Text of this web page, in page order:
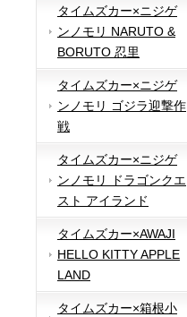
タイムズカー×ニジゲ
ンノモリ NARUTO &
BORUTO 忍里
タイムズカー×ニジゲ
ンノモリ ゴジラ迎撃作
戦
タイムズカー×ニジゲ
ンノモリ ドラゴンクエ
スト アイランド
タイムズカー×AWAJI
HELLO KITTY APPLE
LAND
タイムズカー×箱根小